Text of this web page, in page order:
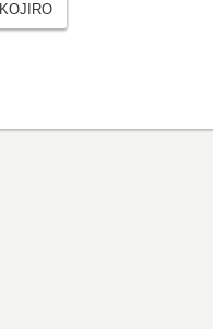
KOJIRO